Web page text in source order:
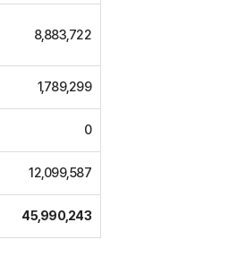
8,883,722
1,789,299
0
12,099,587
45,990,243